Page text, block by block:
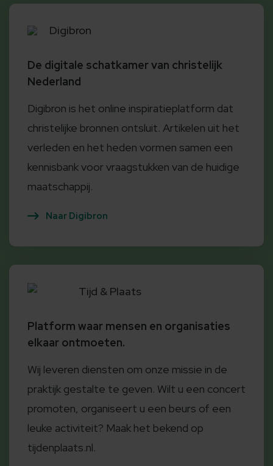
Digibron
De digitale schatkamer van christelijk
Nederland
Digibron is het online inspiratieplatform dat
christelijke bronnen ontsluit. Artikelen uit het
verleden en het heden vormen samen een
kennisbank voor vraagstukken van de huidige
maatschappij.
Naar Digibron
Tijd & Plaats
Platform waar mensen en organisaties
elkaar ontmoeten.
Wij leveren diensten om onze missie in de
praktijk gestalte te geven. Wilt u een concert
promoten, organiseert u een beurs of een
leuke activiteit? Maak het bekend op
tijdenplaats.nl.